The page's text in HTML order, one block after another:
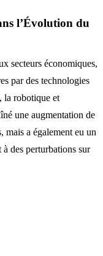
l’Évolution du
secteurs économiques,
par des technologies
la robotique et
une augmentation de
mais a également eu un
des perturbations sur